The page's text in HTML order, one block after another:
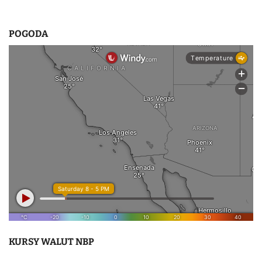
POGODA
KURSY WALUT NBP